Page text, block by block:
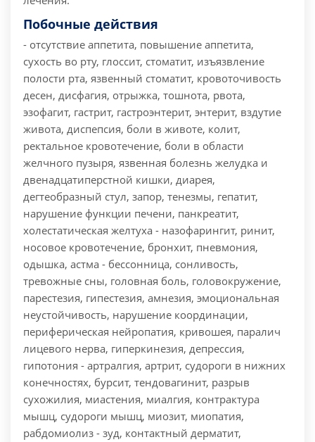
Побочные действия
- отсутствие аппетита, повышение аппетита,
сухость во рту, глоссит, стоматит, изъязвление
полости рта, язвенный стоматит, кровоточивость
десен, дисфагия, отрыжка, тошнота, рвота,
эзофагит, гастрит, гастроэнтерит, энтерит, вздутие
живота, диспепсия, боли в животе, колит,
ректальное кровотечение, боли в области
желчного пузыря, язвенная болезнь желудка и
двенадцатиперстной кишки, диарея,
дегтеобразный стул, запор, тенезмы, гепатит,
нарушение функции печени, панкреатит,
холестатическая желтуха - назофарингит, ринит,
носовое кровотечение, бронхит, пневмония,
одышка, астма - бессонница, сонливость,
тревожные сны, головная боль, головокружение,
парестезия, гипестезия, амнезия, эмоциональная
неустойчивость, нарушение координации,
периферическая нейропатия, кривошея, паралич
лицевого нерва, гиперкинезия, депрессия,
гипотония - артралгия, артрит, судороги в нижних
конечностях, бурсит, тендовагинит, разрыв
сухожилия, миастения, миалгия, контрактура
мышц, судороги мышц, миозит, миопатия,
рабдомиолиз - зуд, контактный дерматит,